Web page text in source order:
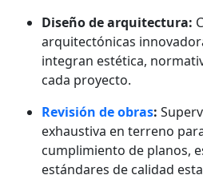
Diseño de arquitectura:
arquitectónicas
integran estética,
cada proyecto.
Revisión de obras:
exhaustiva en terreno
cumplimiento de planos,
estándares de calidad